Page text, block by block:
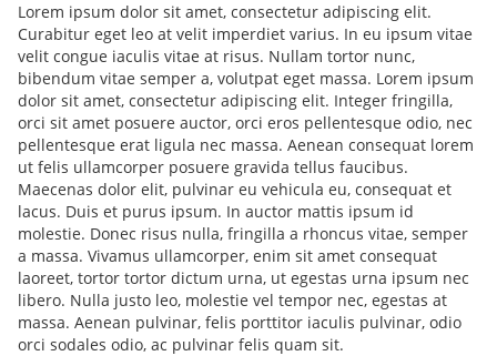
Lorem ipsum dolor sit amet, consectetur adipiscing elit.
Curabitur eget leo at velit imperdiet varius. In eu ipsum vitae
velit congue iaculis vitae at risus. Nullam tortor nunc,
bibendum vitae semper a, volutpat eget massa. Lorem ipsum
dolor sit amet, consectetur adipiscing elit. Integer fringilla,
orci sit amet posuere auctor, orci eros pellentesque odio, nec
pellentesque erat ligula nec massa. Aenean consequat lorem
ut felis ullamcorper posuere gravida tellus faucibus.
Maecenas dolor elit, pulvinar eu vehicula eu, consequat et
lacus. Duis et purus ipsum. In auctor mattis ipsum id
molestie. Donec risus nulla, fringilla a rhoncus vitae, semper
a massa. Vivamus ullamcorper, enim sit amet consequat
laoreet, tortor tortor dictum urna, ut egestas urna ipsum nec
libero. Nulla justo leo, molestie vel tempor nec, egestas at
massa. Aenean pulvinar, felis porttitor iaculis pulvinar, odio
orci sodales odio, ac pulvinar felis quam sit.